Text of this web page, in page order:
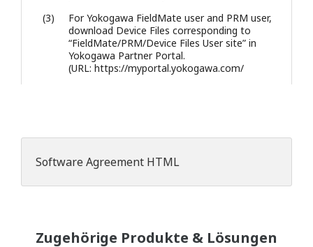
(3)
For Yokogawa FieldMate user and PRM user,
download Device Files corresponding to
“FieldMate/PRM/Device Files User site” in
Yokogawa Partner Portal.
(URL: https://myportal.yokogawa.com/
Software Agreement HTML
Zugehörige Produkte & Lösungen